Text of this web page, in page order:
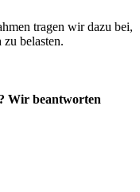
tragen wir dazu bei,
belasten.
Wir beantworten